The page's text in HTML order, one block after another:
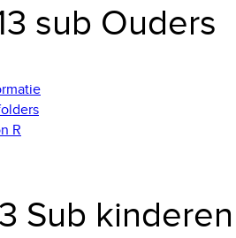
sub Ouders
R
Sub kinderen